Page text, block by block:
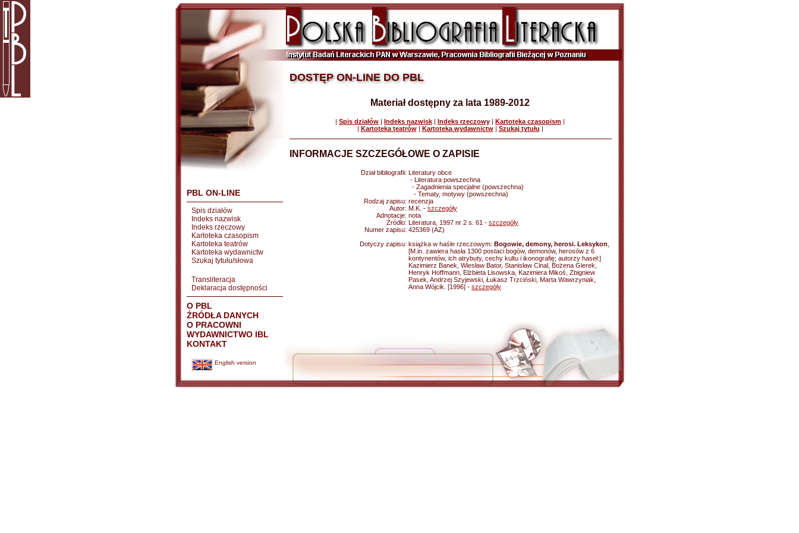
PBL ON-LINE
Spis działów
Indeks nazwisk
Indeks rzeczowy
Kartoteka czasopism
Kartoteka teatrów
Kartoteka wydawnictw
Szukaj tytułu/słowa
Transliteracja
Deklaracja dostępności
O PBL
ŹRÓDŁA DANYCH
O PRACOWNI
WYDAWNICTWO IBL
KONTAKT
English version
DOSTĘP ON-LINE DO PBL
Materiał dostępny za lata 1989-2012
| Spis działów | Indeks nazwisk | Indeks rzeczowy | Kartoteka czasopism |
| Kartoteka teatrów| Kartoteka wydawnictw| Szukaj tytułu |
INFORMACJE SZCZEGÓŁOWE O ZAPISIE
Dział bibliografii: Literatury obce
- Literatura powszechna
- Zagadnienia specjalne (powszechna)
- Tematy, motywy (powszechna)
Rodzaj zapisu: recenzja
Autor: M.K. - szczegóły
Adnotacje: nota
Źródło: Literatura, 1997 nr 2 s. 61 - szczegóły
Numer zapisu: 425369 (AZ)
Dotyczy zapisu: książka w haśle rzeczowym: Bogowie, demony, herosi. Leksykon
[M.in. zawiera hasła 1300 postaci bogów, demonów, herosów z 6
kontynentów, ich atrybuty, cechy kultu i ikonografię; autorzy haseł:]
Kazimierz Banek, Wiesław Bator, Stanisław Cinal, Bożena Gierek,
Henryk Hoffmann, Elżbieta Lisowska, Kazimiera Mikoś, Zbigniew
Pasek, Andrzej Szyjewski, Łukasz Trzciński, Marta Wawrzyniak,
Anna Wójcik. [1996] - szczegóły